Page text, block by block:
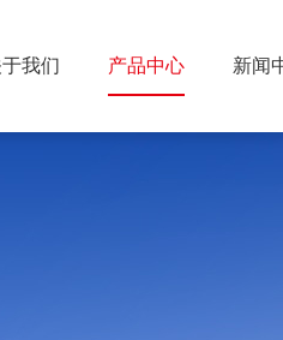
我们 产品中心 新闻